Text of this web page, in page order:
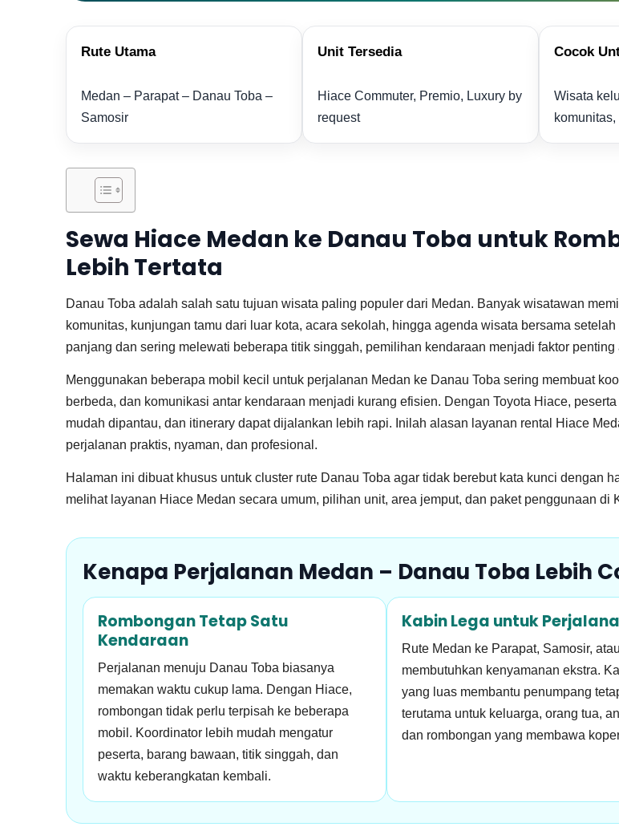
Rute Utama
Medan – Parapat – Danau Toba –
Samosir
Unit Tersedia
Hiace Commuter, Premio, Luxury by
request
Cocok
Wisata
Sewa Hiace Medan ke Danau Toba untuk
Lebih Tertata
Danau Toba adalah salah satu tujuan wisata paling populer dari Medan. Banyak wisatawan
komunitas, kunjungan tamu dari luar kota, acara sekolah, hingga agenda wisata bersama
panjang dan sering melewati beberapa titik singgah, pemilihan kendaraan menjadi faktor
Menggunakan beberapa mobil kecil untuk perjalanan Medan ke Danau Toba sering membuat
berbeda, dan komunikasi antar kendaraan menjadi kurang efisien. Dengan Toyota Hiace,
mudah dipantau, dan itinerary dapat dijalankan lebih rapi. Inilah alasan layanan rental Hiace
perjalanan praktis, nyaman, dan profesional.
Halaman ini dibuat khusus untuk cluster rute Danau Toba agar tidak berebut kata kunci dengan
melihat layanan Hiace Medan secara umum, pilihan unit, area jemput, dan paket penggunaan di
Kenapa Perjalanan Medan – Danau Toba Lebih
Rombongan Tetap Satu
Kendaraan
Perjalanan menuju Danau Toba biasanya
memakan waktu cukup lama. Dengan Hiace,
rombongan tidak perlu terpisah ke beberapa
mobil. Koordinator lebih mudah mengatur
peserta, barang bawaan, titik singgah, dan
waktu keberangkatan kembali.
Kabin Lega untuk
Rute Medan ke Parapat, Samosir,
membutuhkan kenyamanan ekstra.
yang luas membantu penumpang
terutama untuk keluarga, orang tua,
dan rombongan yang membawa